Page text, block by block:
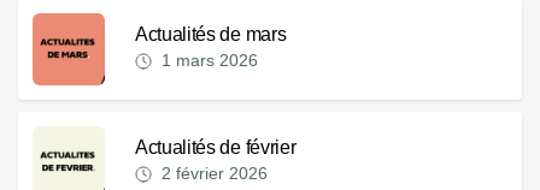
Actualités de mars
1 mars 2026
Actualités de février
2 février 2026